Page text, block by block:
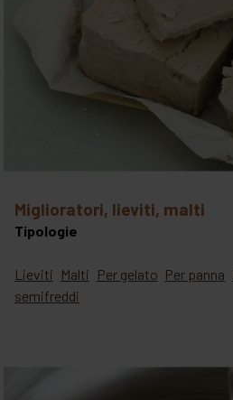
miglioratori, lieviti, malti
Tipologie
Lieviti Malti Per gelato Per panna
semifreddi